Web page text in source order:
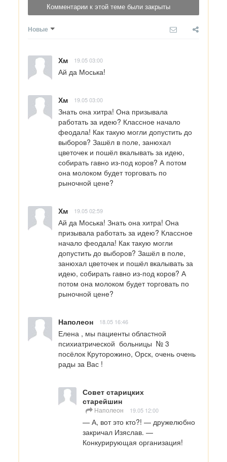
Комментарии к этой теме были закрыты
Новые
Хм 19.05 03:00
Ай да Моська!
Хм 19.05 03:00
Знать она хитра! Она призывала
работать за идею? Классное начало
феодала! Как такую могли допустить до
выборов? Зашёл в поле, занюхал
цветочек и пошёл вкалывать за идею,
собирать гавно из-под коров? А потом
она молоком будет торговать по
рыночной цене?
Хм 19.05 02:59
Ай да Моська! Знать она хитра! Она
призывала работать за идею? Классное
начало феодала! Как такую могли
допустить до выборов? Зашёл в поле,
занюхал цветочек и пошёл вкалывать за
идею, собирать гавно из-под коров? А
потом она молоком будет торговать по
рыночной цене?
Наполеон 18.05 16:46
Елена , мы пациенты областной
психиатрической  больницы  № 3
посёлок Круторожино, Орск, очень очень
рады за Вас !
Совет старицких
старейшин
Наполеон 19.05 12:00
— А, вот это кто?! — дружелюбно
закричал Изяслав. —
Конкурирующая организация!